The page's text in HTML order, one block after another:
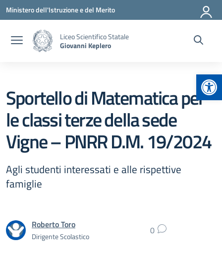
Vai ai contenuti
Vai al menu di navigazione
Vai al footer
Ministero dell'Istruzione e del Merito
Liceo Scientifico Statale
Giovanni Keplero
Sportello di Matematica per
le classi terze della sede
Vigne – PNRR D.M. 19/2024
Agli studenti interessati e alle rispettive
famiglie
Roberto Toro
Dirigente Scolastico 0